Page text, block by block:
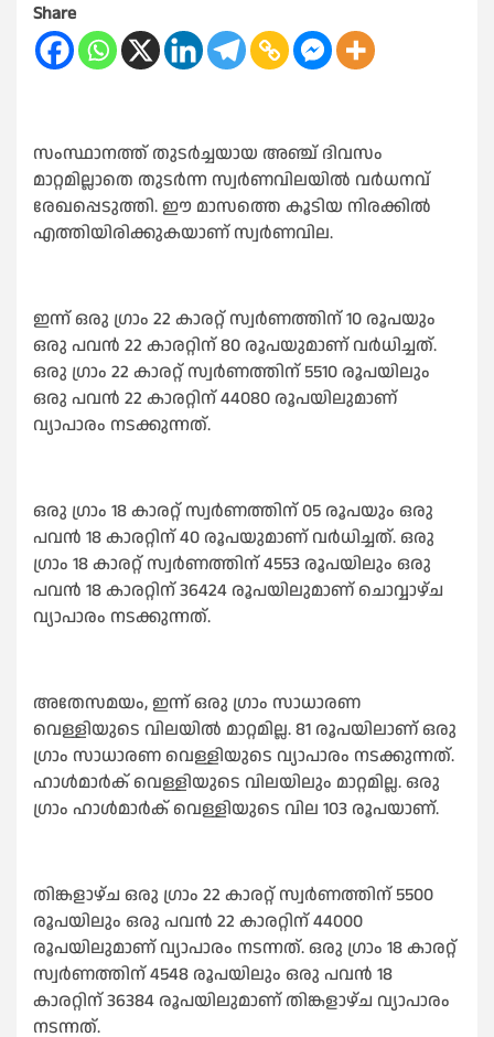
Share
സംസ്ഥാനത്ത് തുടര്‍ച്ചയായ അഞ്ച് ദിവസം
മാറ്റമില്ലാതെ തുടര്‍ന്ന സ്വര്‍ണവിലയില്‍ വര്‍ധനവ്
രേഖപ്പെടുത്തി. ഈ മാസത്തെ കൂടിയ നിരക്കില്‍
എത്തിയിരിക്കുകയാണ് സ്വര്‍ണവില.
ഇന്ന് ഒരു ഗ്രാം 22 കാരറ്റ് സ്വര്‍ണത്തിന് 10 രൂപയും
ഒരു പവന്‍ 22 കാരറ്റിന് 80 രൂപയുമാണ് വര്‍ധിച്ചത്.
ഒരു ഗ്രാം 22 കാരറ്റ് സ്വര്‍ണത്തിന് 5510 രൂപയിലും
ഒരു പവന്‍ 22 കാരറ്റിന് 44080 രൂപയിലുമാണ്
വ്യാപാരം നടക്കുന്നത്.
ഒരു ഗ്രാം 18 കാരറ്റ് സ്വര്‍ണത്തിന് 05 രൂപയും ഒരു
പവന്‍ 18 കാരറ്റിന് 40 രൂപയുമാണ് വര്‍ധിച്ചത്. ഒരു
ഗ്രാം 18 കാരറ്റ് സ്വര്‍ണത്തിന് 4553 രൂപയിലും ഒരു
പവന്‍ 18 കാരറ്റിന് 36424 രൂപയിലുമാണ് ചൊവ്വാഴ്ച
വ്യാപാരം നടക്കുന്നത്.
അതേസമയം, ഇന്ന് ഒരു ഗ്രാം സാധാരണ
വെള്ളിയുടെ വിലയില്‍ മാറ്റമില്ല. 81 രൂപയിലാണ് ഒരു
ഗ്രാം സാധാരണ വെള്ളിയുടെ വ്യാപാരം നടക്കുന്നത്.
ഹാള്‍മാര്‍ക് വെള്ളിയുടെ വിലയിലും മാറ്റമില്ല. ഒരു
ഗ്രാം ഹാള്‍മാര്‍ക് വെള്ളിയുടെ വില 103 രൂപയാണ്.
തിങ്കളാഴ്ച ഒരു ഗ്രാം 22 കാരറ്റ് സ്വര്‍ണത്തിന് 5500
രൂപയിലും ഒരു പവന്‍ 22 കാരറ്റിന് 44000
രൂപയിലുമാണ് വ്യാപാരം നടന്നത്. ഒരു ഗ്രാം 18 കാരറ്റ്
സ്വര്‍ണത്തിന് 4548 രൂപയിലും ഒരു പവന്‍ 18
കാരറ്റിന് 36384 രൂപയിലുമാണ് തിങ്കളാഴ്ച വ്യാപാരം
നടന്നത്.